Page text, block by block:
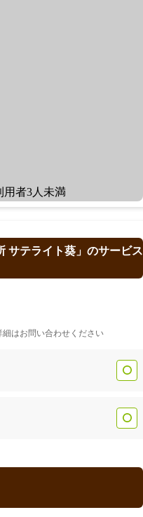
用者3人未満
サテライト葵」のサービス
はお問い合わせください